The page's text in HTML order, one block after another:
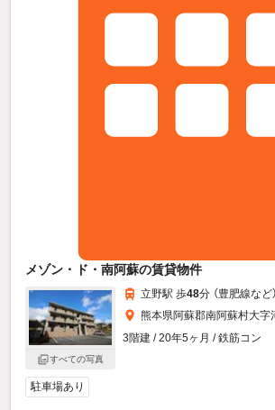
メゾン・ド・南阿蘇の賃貸物件
すべての写真
立野駅 歩48分 （豊肥線など）
熊本県阿蘇郡南阿蘇村大字
3階建 / 20年5ヶ月 / 鉄筋コン
駐車場あり